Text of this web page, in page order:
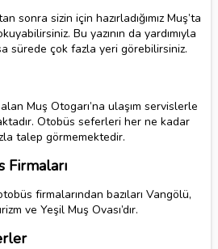
sonra sizin için hazırladığımız Muş’ta
Bu yazının da yardımıyla
sürede çok fazla yeri görebilirsiniz.
Muş Otogarı’na ulaşım servislerle
Otobüs seferleri her ne kadar
talep görmemektedir.
Firmaları
firmalarından bazıları Vangölü,
ve Yeşil Muş Ovası’dır.